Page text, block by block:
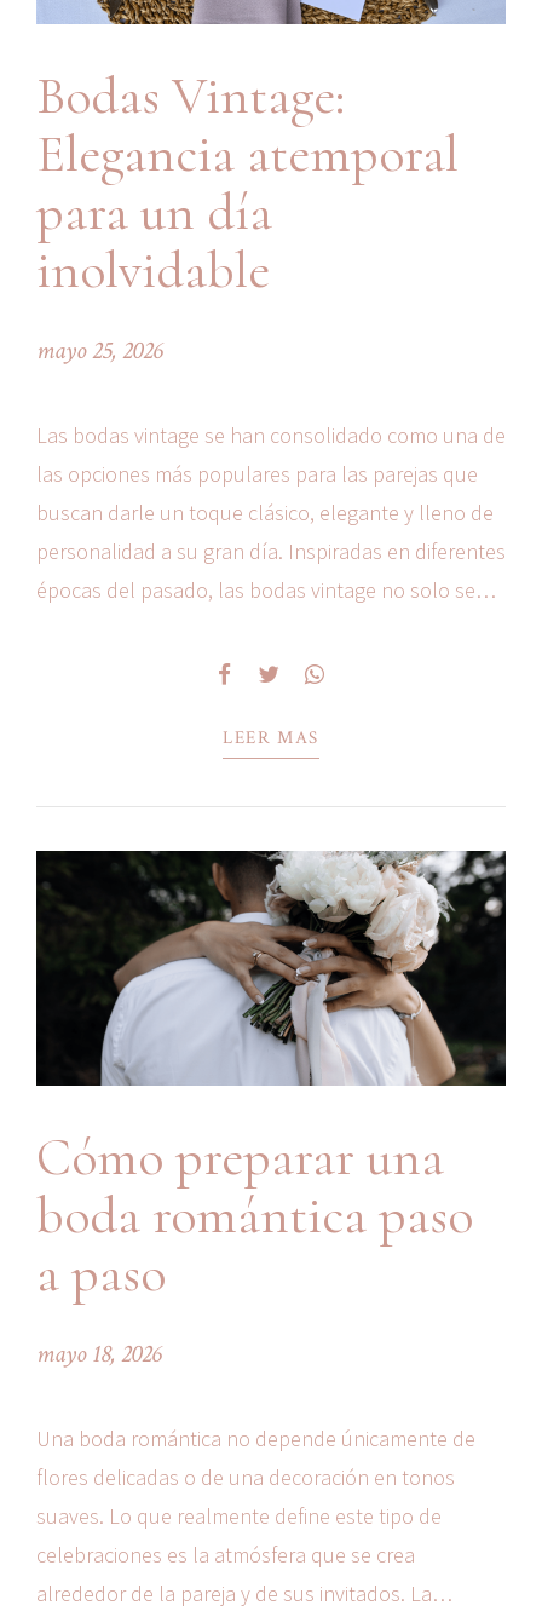
Bodas Vintage:
Elegancia atemporal
para un día
inolvidable
mayo 25, 2026
Las bodas vintage se han consolidado como una de
las opciones más populares para las parejas que
buscan darle un toque clásico, elegante y lleno de
personalidad a su gran día. Inspiradas en diferentes
épocas del pasado, las bodas vintage no solo se
sensación de nostalgia que...
LEER MAS
Cómo preparar una
boda romántica paso
a paso
mayo 18, 2026
Una boda romántica no depende únicamente de
flores delicadas o de una decoración en tonos
suaves. Lo que realmente define este tipo de
celebraciones es la atmósfera que se crea
alrededor de la pareja y de sus invitados. La